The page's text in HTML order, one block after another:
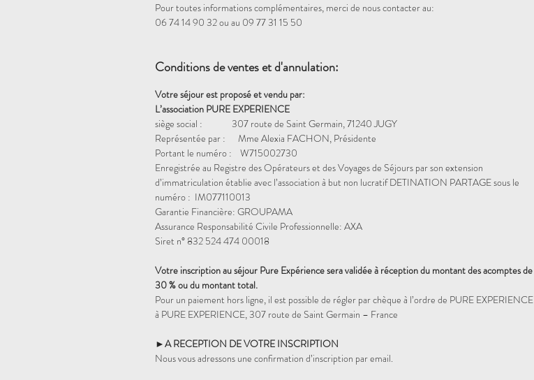
Pour toutes informations complémentaires, merci de nous contacter au:
06 74 14 90 32 ou au 09 77 31 15 50
Conditions de ventes et d'annulation:
Votre séjour est proposé et vendu par:
L’association PURE EXPERIENCE
siège social : 307 route de Saint Germain, 71240 JUGY
Représentée par : Mme Alexia FACHON, Présidente
Portant le numéro : W715002730
Enregistrée au Registre des Opérateurs et des Voyages de Séjours par son extension
d’immatriculation établie avec l’association à but non lucratif DETINATION PARTAGE sous le
numéro : IM077110013
Garantie Financière: GROUPAMA
Assurance Responsabilité Civile Professionnelle: AXA
Siret n° 832 524 474 00018
Votre inscription au séjour Pure Expérience sera validée à réception du montant des acomptes de
30 % ou du montant total.
Pour un paiement hors ligne, il est possible de régler par chèque à l’ordre de PURE EXPERIENCE
à PURE EXPERIENCE, 307 route de Saint Germain – France
►A RECEPTION DE VOTRE INSCRIPTION
Nous vous adressons une confirmation d’inscription par email.